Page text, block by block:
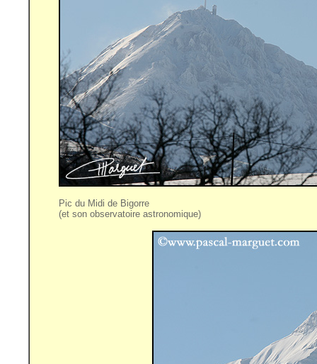
Pic du Midi de Bigorre
(et son observatoire astronomique)